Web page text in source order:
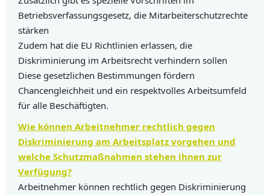
Betriebsverfassungsgesetz, die Mitarbeiterschutzrechte
stärken
Zudem hat die EU Richtlinien erlassen, die
Diskriminierung im Arbeitsrecht verhindern sollen
Diese gesetzlichen Bestimmungen fördern
Chancengleichheit und ein respektvolles Arbeitsumfeld
für alle Beschäftigten.
Wie können Arbeitnehmer rechtlich gegen
Diskriminierung am Arbeitsplatz vorgehen und
welche Schutzmaßnahmen stehen ihnen zur
Verfügung?
Arbeitnehmer können rechtlich gegen Diskriminierung